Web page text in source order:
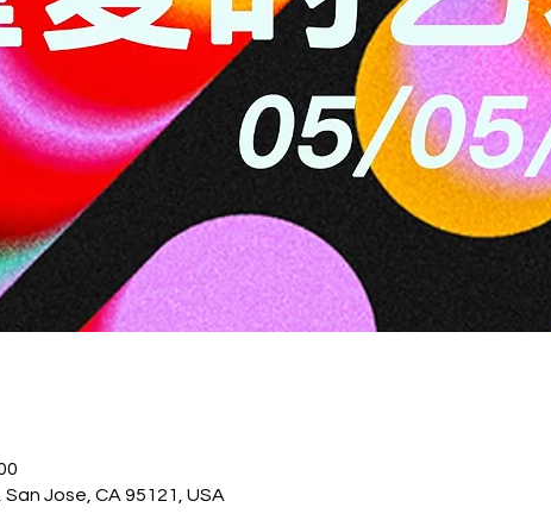
Jose, CA 95121, USA